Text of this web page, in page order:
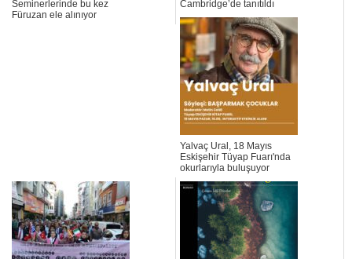
Seminerlerinde bu kez
Füruzan ele alınıyor
Cambridge’de tanıtıldı
Yalvaç Ural, 18 Mayıs
Eskişehir Tüyap Fuarı'nda
okurlarıyla buluşuyor